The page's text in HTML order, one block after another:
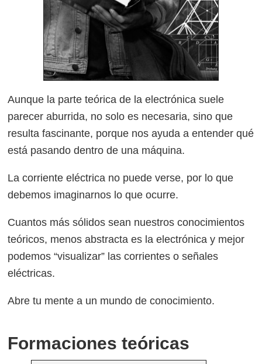
Aunque la parte teórica de la electrónica suele
parecer aburrida, no solo es necesaria, sino que
resulta fascinante, porque nos ayuda a entender qué
está pasando dentro de una máquina.
La corriente eléctrica no puede verse, por lo que
debemos imaginarnos lo que ocurre.
Cuantos más sólidos sean nuestros conocimientos
teóricos, menos abstracta es la electrónica y mejor
podemos “visualizar” las corrientes o señales
eléctricas.
Abre tu mente a un mundo de conocimiento.
Formaciones teóricas